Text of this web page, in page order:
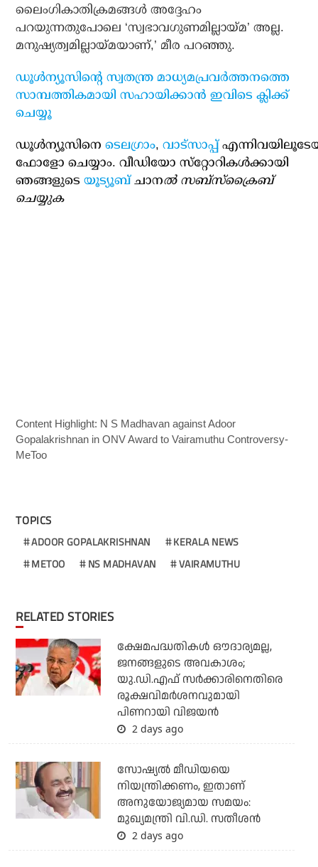
ലൈംഗികാതിക്രമങ്ങള്‍ അദ്ദേഹം
പറയുന്നതുപോലെ ‘സ്വഭാവഗുണമില്ലായ്മ’ അല്ല.
മനുഷ്യത്വമില്ലായ്മയാണ്,’ മീര പറഞ്ഞു.
ഡൂള്‍ന്യൂസിന്റെ സ്വതന്ത്ര മാധ്യമപ്രവര്‍ത്തനത്തെ
സാമ്പത്തികമായി സഹായിക്കാന്‍ ഇവിടെ ക്ലിക്ക്
ചെയ്യൂ
ഡൂള്‍ന്യൂസിനെടെലഗ്രാം,വാട്‌സാപ്പ്
ഫോളോ ചെയ്യാം. വീഡിയോ സ്‌റ്റോറികള്‍ക്കായി
ഞങ്ങളുടെയൂട്യൂബ്ചാനല്‍ സബ്‌സ്‌ക്രൈബ്
ചെയ്യുക
Content Highlight: N S Madhavan against Adoor
Gopalakrishnan in ONV Award to Vairamuthu Controversy-
MeToo
TOPICS
ADOOR GOPALAKRISHNAN
KERALA NEWS
METOO
NS MADHAVAN VAIRAMUTHU
RELATED STORIES
ക്ഷേമപദ്ധതികള്‍ ഔദാര്യമല്ല,
ജനങ്ങളുടെ അവകാശം;
യു.ഡി.എഫ് സര്‍ക്കാരിനെതിരെ
രൂക്ഷവിമര്‍ശനവുമായി
പിണറായി വിജയന്‍
2 days ago
സോഷ്യല്‍ മീഡിയയെ
നിയന്ത്രിക്കണം, ഇതാണ്
അനുയോജ്യമായ സമയം:
മുഖ്യമന്ത്രി വി.ഡി. സതീശന്‍
2 days ago